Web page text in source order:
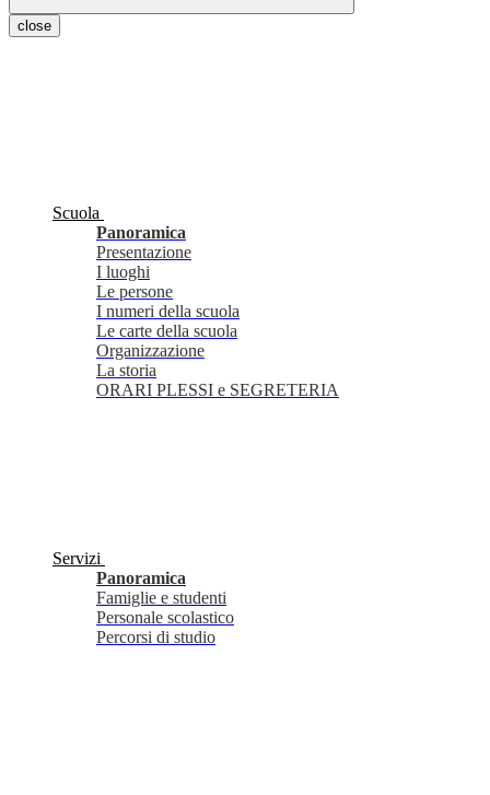
close
Scuola
Panoramica
Presentazione
I luoghi
Le persone
I numeri della scuola
Le carte della scuola
Organizzazione
La storia
ORARI PLESSI e SEGRETERIA
Servizi
Panoramica
Famiglie e studenti
Personale scolastico
Percorsi di studio